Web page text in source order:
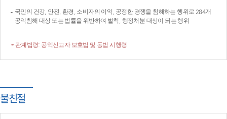
국민의 건강, 안전, 환경, 소비자의 이익, 공정한 경쟁을 침해하는 행위로 284개
공익침해 대상 또는 법률을 위반하여 벌칙, 행정처분 대상이 되는 행위
* 관계법령: 공익신고자 보호법 및 동법 시행령
불친절